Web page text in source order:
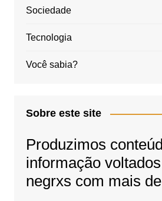
Sociedade
Tecnologia
Você sabia?
Sobre este site
Produzimos
informação
negrxs com mais